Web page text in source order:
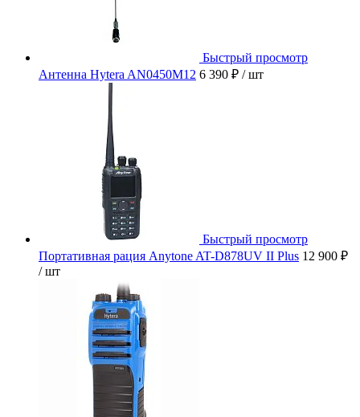
Быстрый просмотр
Антенна Hytera AN0450M12 6 390 ₽ / шт
Быстрый просмотр
Портативная рация Anytone AT-D878UV II Plus 12 900 ₽
/ шт